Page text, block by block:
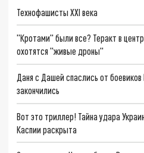
Технофашисты XXI века
"Кротами" были все? Теракт в
охотятся "живые дроны"
Даня с Дашей спаслись от
закончились
Вот это триллер! Тайна удара
Каспии раскрыта